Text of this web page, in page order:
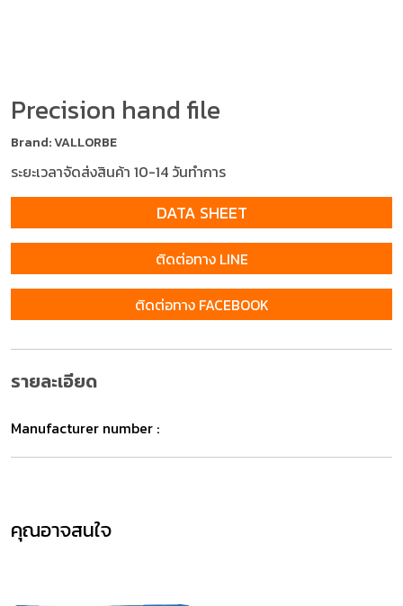
Precision hand file
Brand: VALLORBE
ระยะเวลาจัดส่งสินค้า 10-14 วันทำการ
DATA SHEET
ติดต่อทาง LINE
ติดต่อทาง FACEBOOK
รายละเอียด
Manufacturer number :
คุณอาจสนใจ